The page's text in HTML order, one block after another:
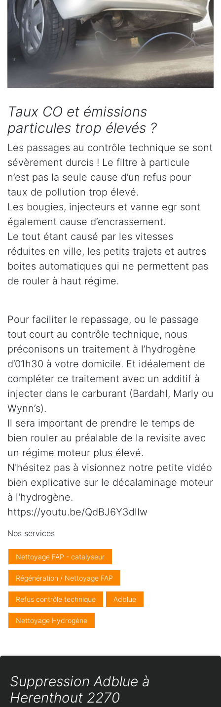
Taux CO et émissions
particules trop élevés ?
Les passages au contrôle technique se sont
sévèrement durcis ! Le filtre à particule
n’est pas la seule cause d’un refus pour
taux de pollution trop élevé.
Les bougies, injecteurs et vanne egr sont
également cause d’encrassement.
Le tout étant causé par les vitesses
réduites en ville, les petits trajets et autres
boites automatiques qui ne permettent pas
de rouler à haut régime.
Pour faciliter le repassage, ou le passage
tout court au contrôle technique, nous
préconisons un traitement à l’hydrogène
d’01h30 à votre domicile. Et idéalement de
compléter ce traitement avec un additif à
injecter dans le carburant (Bardahl, Marly ou
Wynn’s).
Il sera important de prendre le temps de
bien rouler au préalable de la revisite avec
un régime moteur plus élevé.
N'hésitez pas à visionnez notre petite vidéo
bien explicative sur le décalaminage moteur
à l'hydrogène.
https://youtu.be/QdBJ6Y3dlIw
Nos services
Nettoyage FAP - catalyseur
Régénération / Nettoyage FAP
Refus contrôle technique Adblue
Nettoyage Hydrogène
Suppression Adblue à
Herenthout 2270